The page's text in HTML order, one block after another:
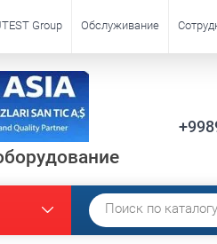
Group Обслуживание